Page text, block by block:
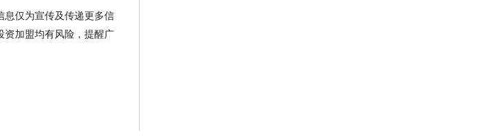
息仅为宣传及传递更多信
资加盟均有风险，提醒广